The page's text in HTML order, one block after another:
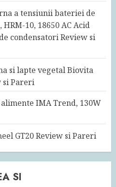
a tensiunii bateriei de
10, 18650 AC Acid
condensatori Review si
si lapte vegetal Biovita
si Pareri
IMA Trend, 130W
GT20 Review si Pareri
SI